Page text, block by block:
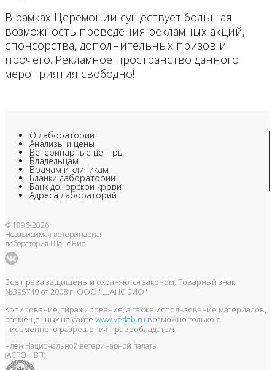
В рамках Церемонии существует большая
возможность проведения рекламных акций,
спонсорства, дополнительных призов и
прочего. Рекламное пространство данного
мероприятия свободно!
О лаборатории
Анализы и цены
Ветеринарные центры
Владельцам
Врачам и клиникам
Бланки лаборатории
Банк донорской крови
Адреса лабораторий
© 1996-2026
Независимая ветеринарная
лаборатория Шанс Био
Все права защищены и охраняются законом. Товарный знак
№395740 от 2008 г. ООО "ШАНС БИО"
Копирование, тиражирование, а также использование материалов,
размещенных на сайте www.vetlab.ru возможно только с
письменного разрешения Правообладателя
Член Национальной ветеринарной палаты
(АСРО НВП)